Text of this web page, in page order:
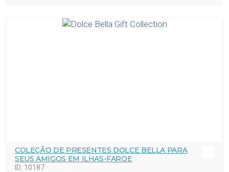
COLEÇÃO DE PRESENTES DOLCE BELLA PARA
SEUS AMIGOS EM ILHAS-FAROE
ID: 10187